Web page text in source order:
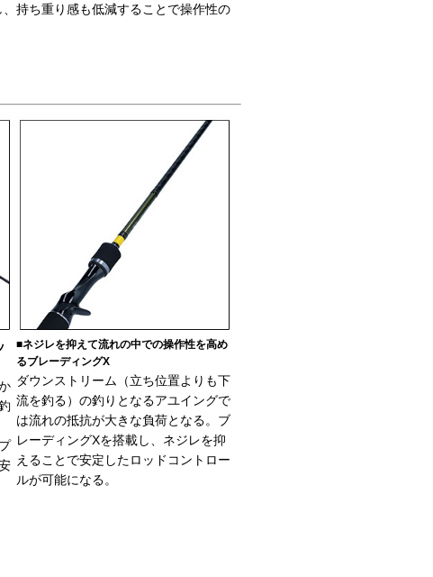
持ち重り感も低減することで操作性の
■ネジレを抑えて流れの中での操作性を高め
るブレーディングX
ダウンストリーム（立ち位置よりも下
流を釣る）の釣りとなるアユイングで
は流れの抵抗が大きな負荷となる。ブ
レーディングXを搭載し、ネジレを抑
えることで安定したロッドコントロー
ルが可能になる。